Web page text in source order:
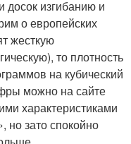
досок изгибанию и
о европейских
жесткую
то плотность
на кубический
можно на сайте
характеристиками
но зато спокойно